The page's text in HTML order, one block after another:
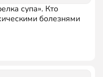
супа». Кто
болезнями